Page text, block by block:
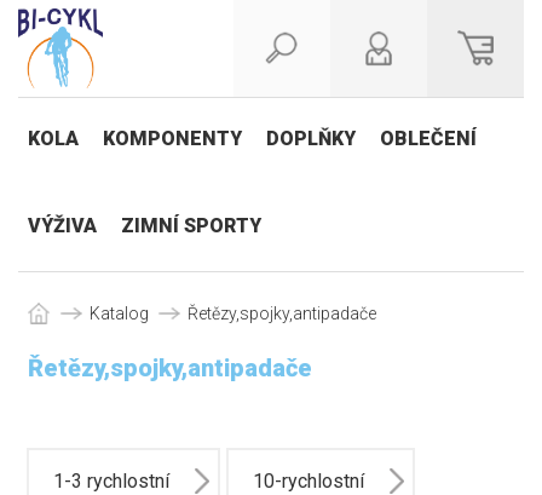
KOLA KOMPONENTY DOPLŇKY OBLEČENÍ
VÝŽIVA ZIMNÍ SPORTY
Katalog Řetězy,spojky,antipadače
Řetězy,spojky,antipadače
1-3 rychlostní 10-rychlostní